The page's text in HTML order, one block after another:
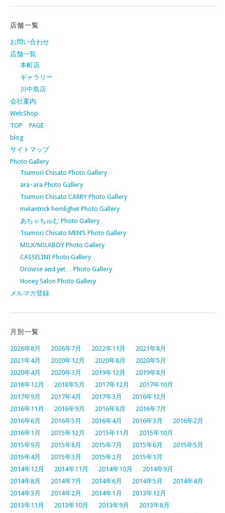
店舗一覧
お問い合わせ
店舗一覧
本町店
ギャラリー
川中島店
会社案内
WebShop
TOP PAGE
blog
サイトマップ
Photo Gallery
Tsumori Chisato Photo Gallery
ara･ara Photo Gallery
Tsumori Chisato CARRY Photo Gallery
melantrick hemlighet Photo Gallery
あちゃちゅむ Photo Gallery
Tsumori Chisato MEN’S Photo Gallery
MILK/MILKBOY Photo Gallery
CASSELINI Photo Gallery
Drowse and yet… Photo Gallery
Honey Salon Photo Gallery
メルマガ登録
月別一覧
2026年8月 2026年7月 2022年11月
2021年8月
2021年4月
2020年12月 2020年8月
2020年5月
2020年4月
2020年3月 2019年12月
2019年8月
2018年12月
2018年5月 2017年12月
2017年10月
2017年9月
2017年4月 2017年3月
2016年12月
2016年11月
2016年9月 2016年8月
2016年7月
2016年6月
2016年5月 2016年4月 2016年3月
2016年2月
2016年1月
2015年12月 2015年11月
2015年10月
2015年9月
2015年8月 2015年7月 2015年6月
2015年5月
2015年4月
2015年3月 2015年2月
2015年1月
2014年12月
2014年11月 2014年10月
2014年9月
2014年8月
2014年7月 2014年6月 2014年5月
2014年4月
2014年3月
2014年2月 2014年1月
2013年12月
2013年11月
2013年10月 2013年9月
2013年8月